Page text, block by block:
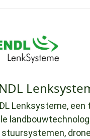
Lenksysteme,
stuursystemen,